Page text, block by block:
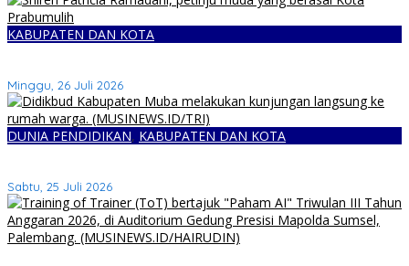
KABUPATEN DAN KOTA
Minggu, 26 Juli 2026
DUNIA PENDIDIKAN, KABUPATEN DAN KOTA
Sabtu, 25 Juli 2026